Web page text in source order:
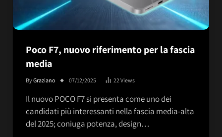
Poco F7, nuovo riferimento per la fascia
media
ByGraziano 07/12/2025 22 Views
Il nuovo POCO F7 si presenta come uno dei
candidati più interessanti nella fascia media-alta
del 2025; coniuga potenza, design…